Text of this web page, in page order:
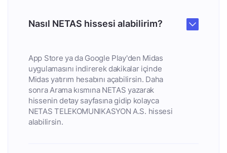
Nasıl NETAS hissesi alabilirim?
App Store ya da Google Play'den Midas
uygulamasını indirerek dakikalar içinde
Midas yatırım hesabını açabilirsin. Daha
sonra Arama kısmına NETAS yazarak
hissenin detay sayfasına gidip kolayca
NETAS TELEKOMUNIKASYON A.S. hissesi
alabilirsin.